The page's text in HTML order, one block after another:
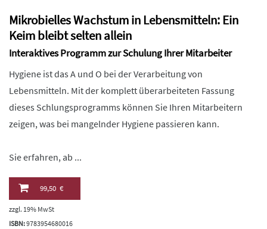
Mikrobielles Wachstum in Lebensmitteln: Ein
Keim bleibt selten allein
Interaktives Programm zur Schulung Ihrer Mitarbeiter
Hygiene ist das A und O bei der Verarbeitung von
Lebensmitteln. Mit der komplett überarbeiteten Fassung
dieses Schlungsprogramms können Sie Ihren Mitarbeitern
zeigen, was bei mangelnder Hygiene passieren kann.
Sie erfahren, ab ...
99,50 €
zzgl. 19% MwSt
ISBN:9783954680016